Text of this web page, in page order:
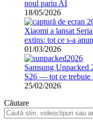
noul pariu AI
18/05/2026
Xiaomi a lansat
extins: tot ce s-a
01/03/2026
Samsung Unpacked
S26 — tot ce trebuie
25/02/2026
Căutare